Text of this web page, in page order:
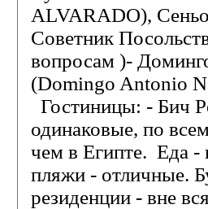
ALVARADO),
Советник
вопросам )-
(Domingo Antonio
Гостиницы: - Бич
одинаковые, по
чем в Египте. Еда -
пляжи - отличные.
резиденции - вне